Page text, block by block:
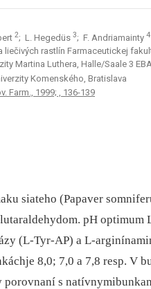
2; L. Hegedüs 3; F. Andriamainty 4
liečivých rastlín Farmaceutickej
Martina Luthera, Halle/Saale 3
Komenského, Bratislava
Farm., 1999; , 136-139
siateho (Papaver
pH
(L-Tyr-AP) a L-
8,0; 7,0 a 7,8 resp. V
porovnaní s